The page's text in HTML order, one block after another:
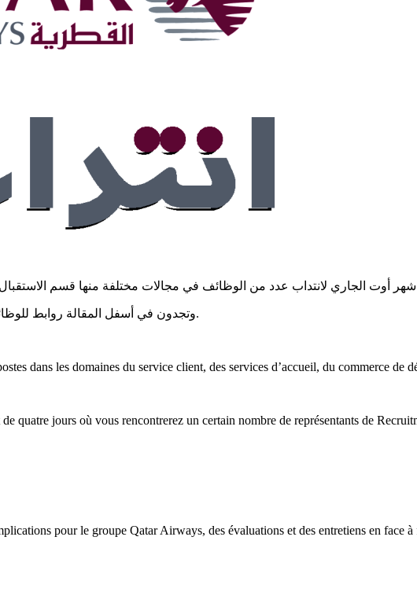
وتجدون في أسفل المقالة روابط للوظائف الثمانية التي ستقوم الخطوط الجوية القطرية بانتدابها.
dans les domaines du service client, des services d’accueil, du commerce de
quatre jours où vous rencontrerez un certain nombre de représentants de
pour le groupe Qatar Airways, des évaluations et des entretiens en face à